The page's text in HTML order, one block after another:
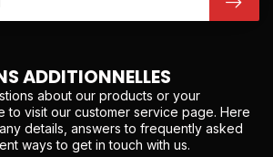
ADDITIONNELLES
about our products or your
to visit our customer service page. Here
details, answers to frequently asked
ways to get in touch with us.